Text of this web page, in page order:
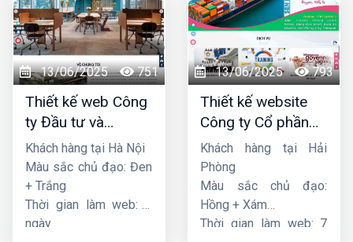
13/06/2025 751
Thiết kế web Công
ty Đầu tư và
Thương mại Five-
Star
Khách hàng tại Hà Nội
Màu sắc chủ đạo: Đen
+ Trắng
Thời gian làm web: 7
ngày
13/06/2025 793
Thiết kế website
Công ty Cổ phần
dịch vụ hàng hải
Sen
Khách hàng tại Hải
Phòng
Màu sắc chủ đạo:
Hồng + Xám
Thời gian làm web: 7